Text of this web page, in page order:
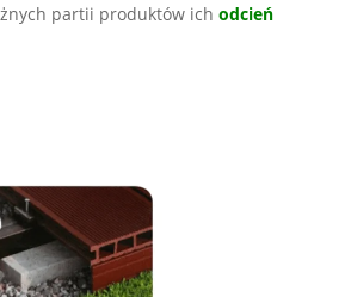
partii produktów ichodcień